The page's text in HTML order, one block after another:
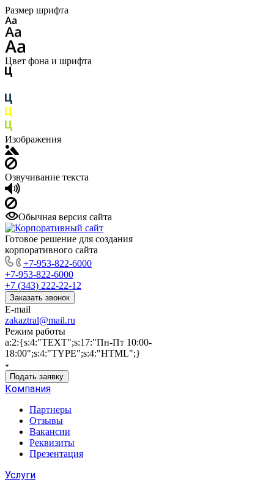
Размер шрифта
Цвет фона и шрифта
Изображения
Озвучивание текста
Обычная версия сайта
Готовое решение для создания
корпоративного сайта
+7-953-822-6000
+7-953-822-6000
+7 (343) 222-22-12
Заказать звонок
E-mail
zakaztral@mail.ru
Режим работы
a:2:{s:4:"TEXT";s:17:"Пн-Пт 10:00-
18:00";s:4:"TYPE";s:4:"HTML";}
Подать заявку
Компания
Партнеры
Отзывы
Вакансии
Реквизиты
Презентация
Услуги